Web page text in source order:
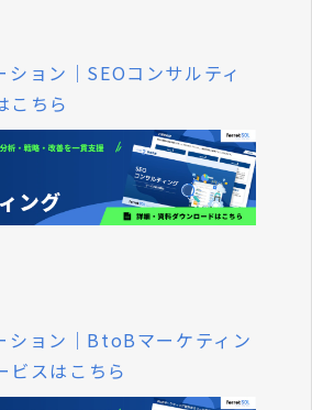
ョン｜SEOコンサルティ
こちら
ョン｜BtoBマーケティン
ビスはこちら